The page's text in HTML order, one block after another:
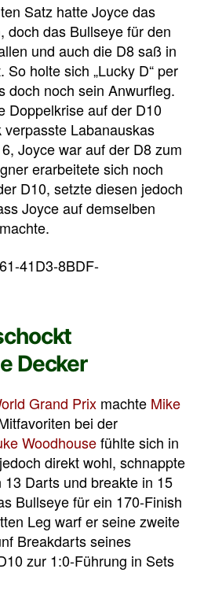
Satz hatte Joyce das
doch das Bullseye für den
und auch die D8 saß in
holte sich „Lucky D“ per
doch noch sein Anwurfleg.
Doppelkrise auf der D10
Labanauskas
Joyce war auf der D8 zum
erarbeitete sich noch
D10, setzte diesen jedoch
Joyce auf demselben
41D3-8BDF-
Decker
Grand Prix machte Mike
bei der
Woodhousefühlte sich in
direkt wohl, schnappte
Darts und breakte in 15
Bullseye für ein 170-Finish
Leg warf er seine zweite
Breakdarts seines
zur 1:0-Führung in Sets